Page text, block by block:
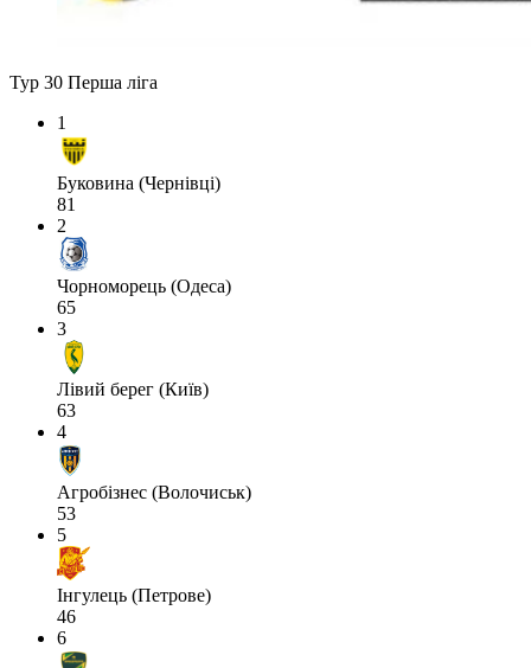
Тур 30 Перша ліга
1
Буковина (Чернівці)
81
2
Чорноморець (Одеса)
65
3
Лівий берег (Київ)
63
4
Агробізнес (Волочиськ)
53
5
Інгулець (Петрове)
46
6